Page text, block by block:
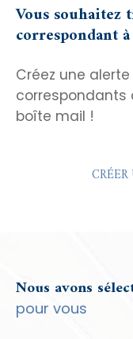
Vous
correspondant
Créez une
correspondants
boîte mail !
Nous avons
pour vous